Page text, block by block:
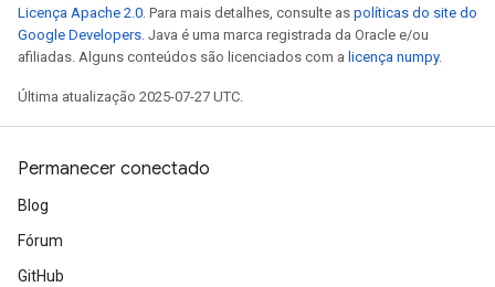
Licença Apache 2.0. Para mais detalhes, consulte as políticas do site do
Google Developers. Java é uma marca registrada da Oracle e/ou
afiliadas. Alguns conteúdos são licenciados com a licença numpy.
Última atualização 2025-07-27 UTC.
Permanecer conectado
Blog
Fórum
GitHub